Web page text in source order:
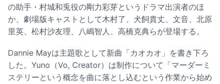
の助手・村城和兎役の剛力彩芽というドラマ出演者のほ
か、劇場版キャストとして木村了、犬飼貴丈、文音、北原
里英、松村沙友理、八嶋智人、高橋克典らが登場する。
Dannie Mayは主題歌として新曲「カオカオ」を書き下ろ
した。Yuno（Vo, Creator）は制作について「マーダーミ
ステリーという概念を曲に落とし込むという作業から始め